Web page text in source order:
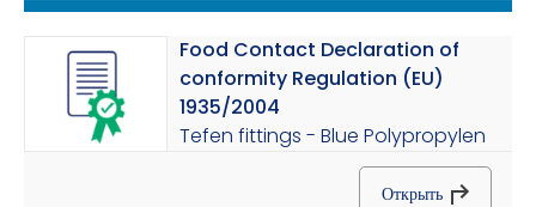
Food Contact Declaration of
conformity Regulation (EU)
1935/2004
Tefen fittings - Blue Polypropylen
Открыть